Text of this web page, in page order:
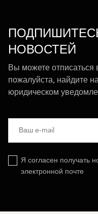
НОВОСТЕЙ
Вы можете
пожалуйста, найдите
юридическом
Я согласен получать
электронной почте